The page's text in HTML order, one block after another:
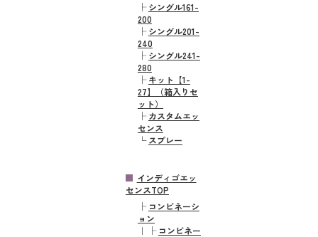
├ シングル161-
200
├ シングル201-
240
├ シングル241-
280
├ キット【1-
27】（箱入りセ
ット）
├ カスタムエッ
センス
└スプレー
インディゴエッ
センスTOP
├ コンビネーシ
ョン
｜
├ コンビネー